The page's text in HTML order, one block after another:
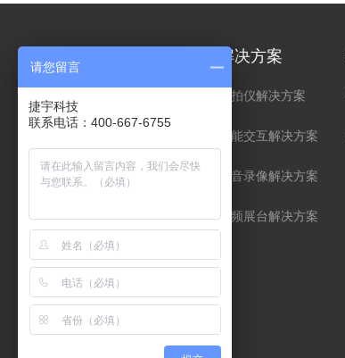
数智应用
应用模组
解决方案
高拍仪解决方案
智能交互解决方案
录音录像解决方案
视频展台解决方案
请您留言
捷宇科技
联系电话：400-667-6755